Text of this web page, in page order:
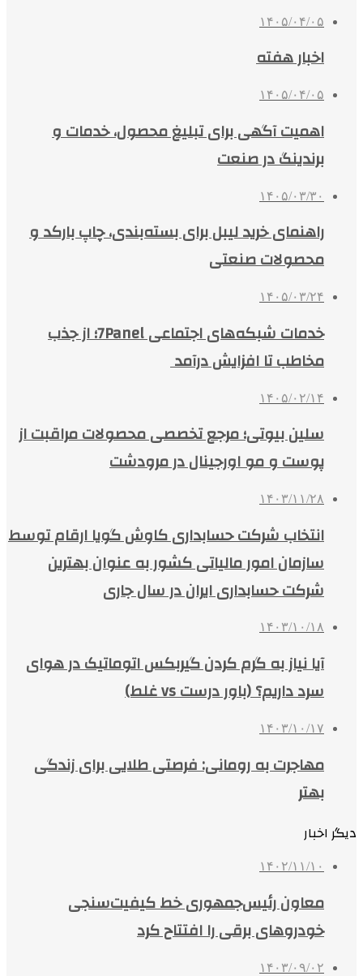
۱۴۰۵/۰۴/۰۵
اخبار هفته
۱۴۰۵/۰۴/۰۵
اهمیت آگهی برای تبلیغ محصول، خدمات و
برندینگ در صنعت
۱۴۰۵/۰۳/۳۰
راهنمای خرید لیبل برای بسته‌بندی، چاپ بارکد و
محصولات صنعتی
۱۴۰۵/۰۳/۲۴
خدمات شبکه‌های اجتماعی 7Panel؛ از جذب
مخاطب تا افزایش درآمد
۱۴۰۵/۰۲/۱۴
سلین بیوتی؛ مرجع تخصصی محصولات مراقبت از
پوست و مو اورجینال در مرودشت
۱۴۰۳/۱۱/۲۸
انتخاب شرکت حسابداری کاوش گویا ارقام توسط
سازمان امور مالیاتی کشور به عنوان بهترین
شرکت حسابداری ایران در سال جاری
۱۴۰۳/۱۰/۱۸
آیا نیاز به گرم کردن گیربکس اتوماتیک در هوای
سرد داریم؟ (باور درست vs غلط)
۱۴۰۳/۱۰/۱۷
مهاجرت به رومانی: فرصتی طلایی برای زندگی
بهتر
دیگر اخبار
۱۴۰۲/۱۱/۱۰
معاون رئیس‌جمهوری خط کیفیت‌سنجی
خودروهای برقی را افتتاح کرد
۱۴۰۳/۰۹/۰۲